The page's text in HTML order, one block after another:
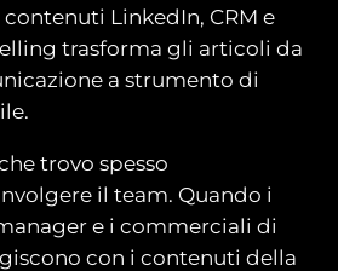
contenuti LinkedIn, CRM e
trasforma gli articoli da
a strumento di
trovo spesso
il team. Quando i
e i commerciali di
con i contenuti della